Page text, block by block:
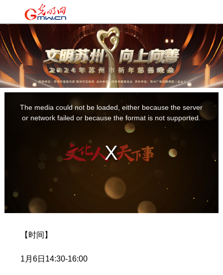
时政 | 时评 | 理论 | 文化 | 科技
教育 经济 | 生活 | 法治 | 更多+
The media could not be loaded, either because the server
or network failed or because the format is not supported.
【时间】
1月6日14:30-16:00